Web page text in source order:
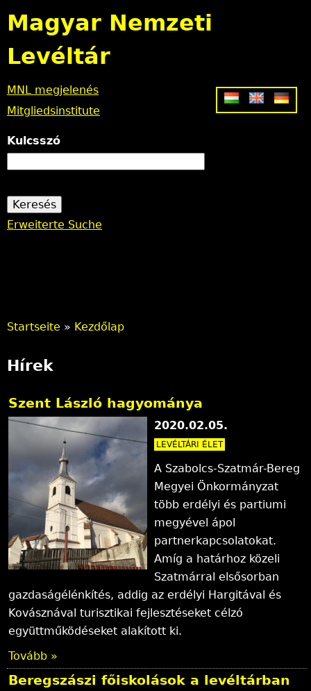
Jump to navigation
Magyar Nemzeti
Levéltár
Kulcsszó
Erweiterte Suche
MNL megjelenés
Mitgliedsinstitute
i
e
s
n
d
i
r
Startseite » Kezdőlap
Hírek
Szent László hagyománya
2020.02.05.
LEVÉLTÁRI ÉLET
A Szabolcs-Szatmár-Bereg
Megyei Önkormányzat
több erdélyi és partiumi
megyével ápol
partnerkapcsolatokat.
Amíg a határhoz közeli
Szatmárral elsősorban
gazdaságélénkítés, addig az erdélyi Hargitával és
Kovásznával turisztikai fejlesztéseket célzó
együttműködéseket alakított ki.
Tovább »
Beregszászi főiskolások a levéltárban